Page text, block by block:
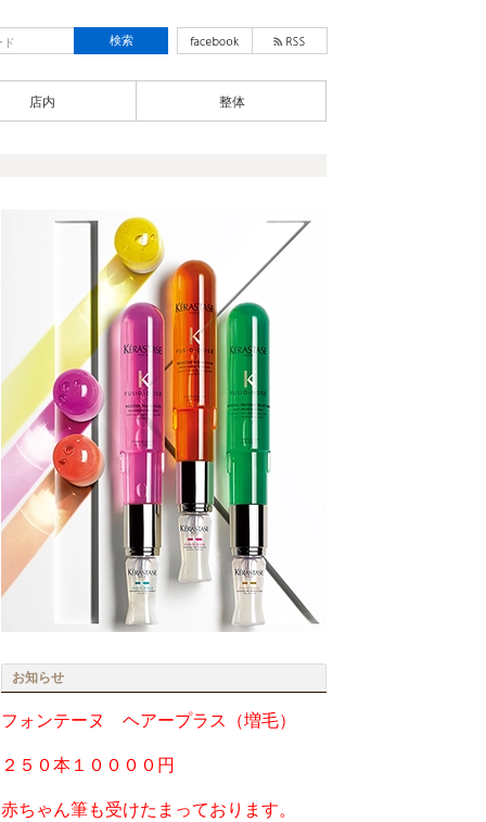
店内 整体
お知らせ
フォンテーヌ ヘアープラス（増毛）
２５０本１００００円
赤ちゃん筆も受けたまっております。